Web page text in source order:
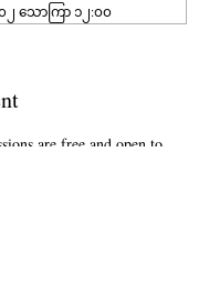
သောကြာ ၁၂:၀၀
are free and open to